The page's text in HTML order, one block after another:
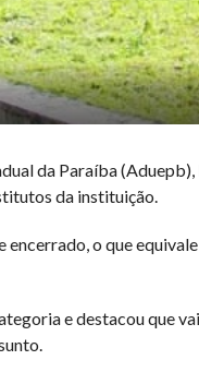
da Paraíba
da instituição.
o que
e destacou que